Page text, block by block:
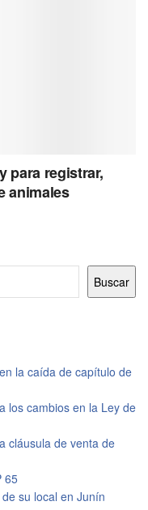
para registrar,
animales
Buscar
la caída de capítulo de
los cambios en la Ley de
cláusula de venta de
65
su local en Junín